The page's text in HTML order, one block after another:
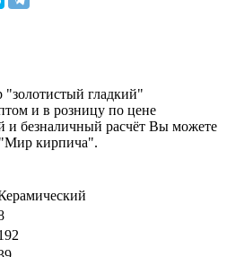
гладкий"
и в розницу по цене
и безналичный расчёт Вы можете
"Мир кирпича".